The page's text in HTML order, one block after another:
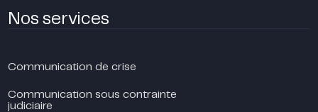
Nos services
Communication de crise
Communication sous contrainte
judiciaire